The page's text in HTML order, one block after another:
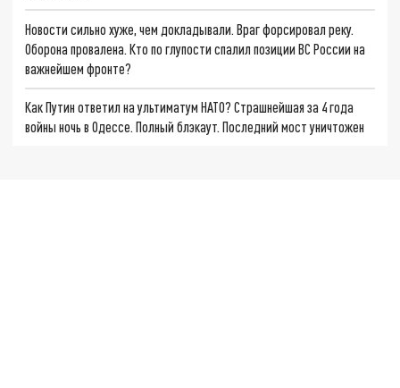
Новости сильно хуже, чем докладывали. Враг форсировал реку.
Оборона провалена. Кто по глупости спалил позиции ВС России на
важнейшем фронте?
Как Путин ответил на ультиматум НАТО? Страшнейшая за 4 года
войны ночь в Одессе. Полный блэкаут. Последний мост уничтожен